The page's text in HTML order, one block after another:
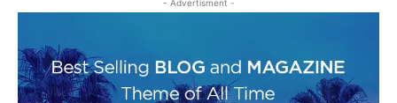
- Advertisment -